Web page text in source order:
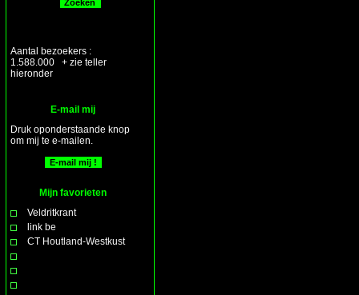
Aantal bezoekers :
1.588.000 + zie teller
hieronder
E-mail mij
Druk oponderstaande knop
om mij te e-mailen.
Mijn favorieten
Veldritkrant
link be
CT Houtland-Westkust